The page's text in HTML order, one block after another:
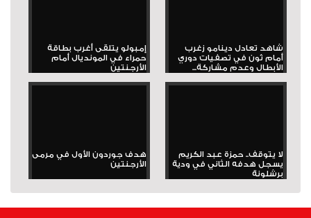
شاهد تعادل دينامو زغرب
أمام ثون في تصفيات دوري
الأبطال وعدم مشاركة...
إمبولو يتلقى أغرب بطاقة
حمراء في المونديال أمام
الأرجنتين
لا يتوقف.. حمزة عبد الكريم
يسجل هدفه الثاني في ودية
برشلونة
هدف جوردون الأول في مرمى
الأرجنتين